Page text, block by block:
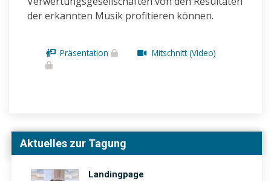
der erkannten Musik profitieren können.
Präsentation Mitschnitt (Video)
Aktuelles zur Tagung
Landingpage